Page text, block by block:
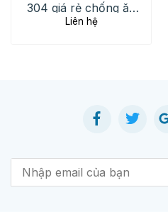
304 giá rẻ chống ăn
mòn hiệu quả
Liên hệ